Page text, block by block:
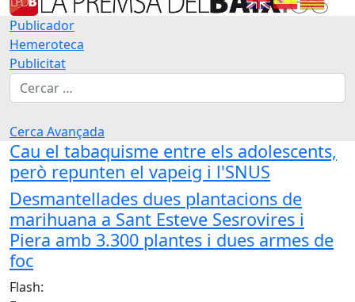
Publicador
Hemeroteca
Publicitat
Cerca
Cerca Avançada
Cau el tabaquisme entre els adolescents,
però repunten el vapeig i l'SNUS
Desmantellades dues plantacions de
marihuana a Sant Esteve Sesrovires i
Piera amb 3.300 plantes i dues armes de
foc
Flash: